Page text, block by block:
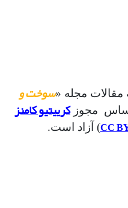
مجله «سوخت و
مجوزکرییتیو کامنز
CC) آزاد است.